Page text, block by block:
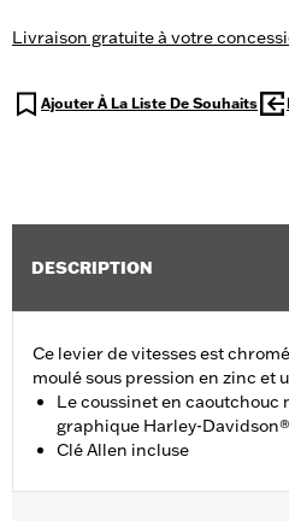
Livraison gratuite à votre
Ajouter À La Liste De Souhaits
DESCRIPTION
Ce levier de vitesses est
moulé sous pression en zinc et
Le coussinet en caoutchouc
graphique Harley-
Clé Allen incluse